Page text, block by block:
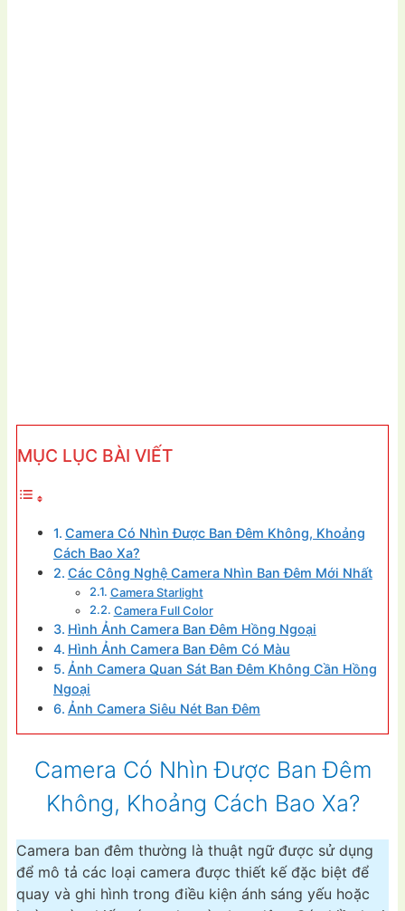
MỤC LỤC BÀI VIẾT
Camera Có Nhìn Được Ban Đêm Không, Khoảng
Cách Bao Xa?
Các Công Nghệ Camera Nhìn Ban Đêm Mới Nhất
Camera Starlight
Camera Full Color
Hình Ảnh Camera Ban Đêm Hồng Ngoại
Hình Ảnh Camera Ban Đêm Có Màu
Ảnh Camera Quan Sát Ban Đêm Không Cần Hồng
Ngoại
Ảnh Camera Siêu Nét Ban Đêm
Camera Có Nhìn Được Ban Đêm
Không, Khoảng Cách Bao Xa?
Camera ban đêm thường là thuật ngữ được sử dụng
để mô tả các loại camera được thiết kế đặc biệt để
quay và ghi hình trong điều kiện ánh sáng yếu hoặc